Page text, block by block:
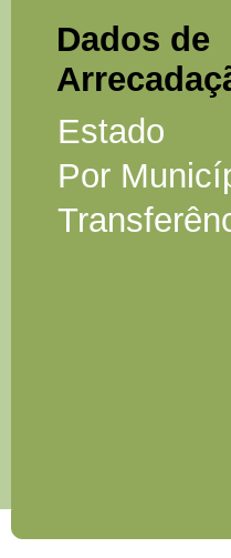
Dados de
Estado
Por